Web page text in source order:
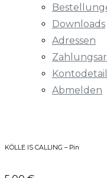
Downloads
Adressen
Abmelden
KÖLLE IS CALLING – Pin